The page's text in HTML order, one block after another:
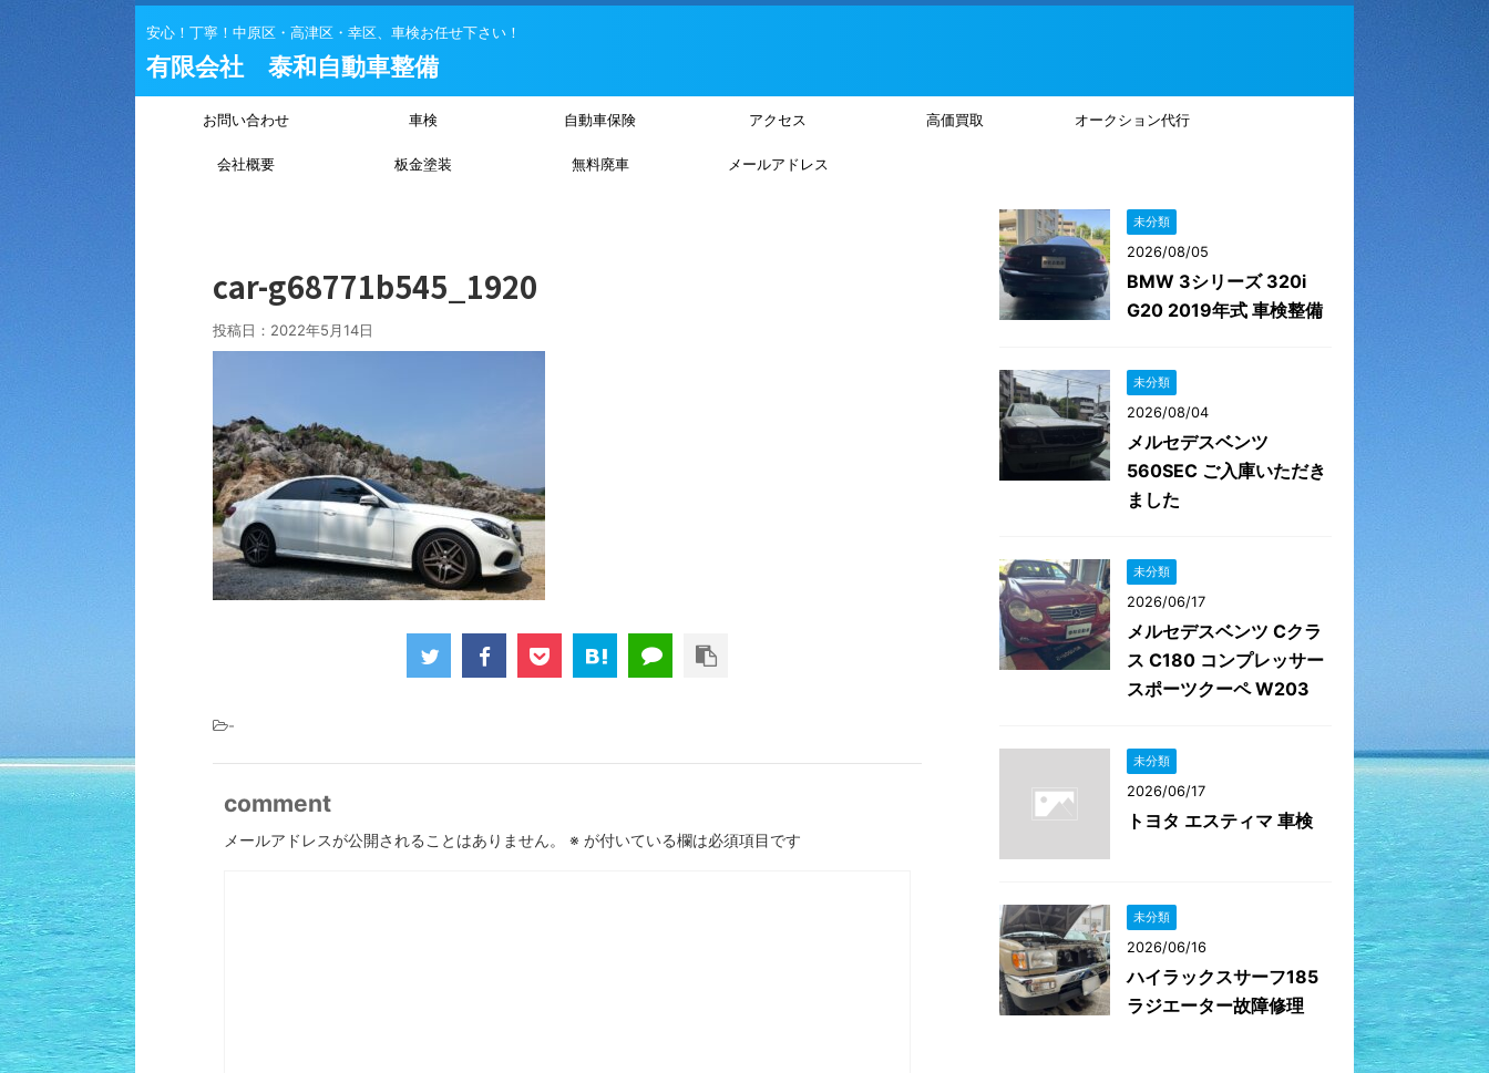
安心！丁寧！中原区・高津区・幸区、車検お任せ下さい！
有限会社 泰和自動車整備
お問い合わせ 車検 自動車保険 アクセス 高価買取 オークション代行
会社概要 板金塗装 無料廃車 メールアドレス
car-g68771b545_1920
投稿日： 2022年5月14日
-
comment
メールアドレスが公開されることはありません。 ※ が付いている欄は必須項目です
未分類
2026/08/05
BMW 3シリーズ 320i
G20 2019年式 車検整備
未分類
2026/08/04
メルセデスベンツ
560SEC ご入庫いただき
ました
未分類
2026/06/17
メルセデスベンツ Cクラ
ス C180 コンプレッサー
スポーツクーペ W203
未分類
2026/06/17
トヨタ エスティマ 車検
未分類
2026/06/16
ハイラックスサーフ185
ラジエーター故障修理